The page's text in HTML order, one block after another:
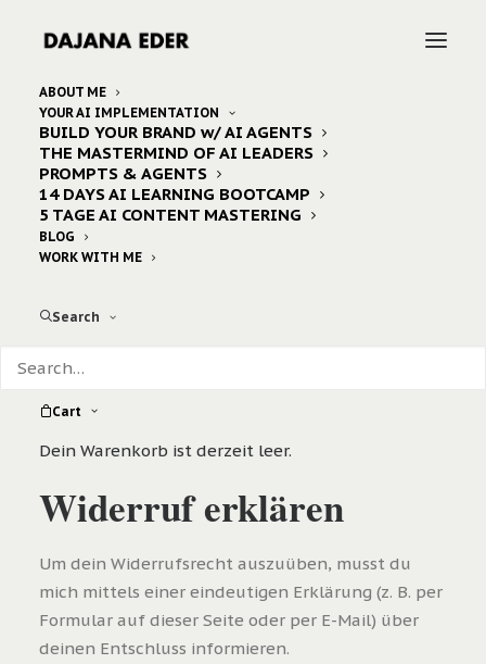
ABOUT ME
YOUR AI IMPLEMENTATION
BUILD YOUR BRAND w/ AI AGENTS
THE MASTERMIND OF AI LEADERS
PROMPTS & AGENTS
14 DAYS AI LEARNING BOOTCAMP
5 TAGE AI CONTENT MASTERING
BLOG
WORK WITH ME
Search
Cart
Dein Warenkorb ist derzeit leer.
Verbraucher-
Widerrufsrecht
Verbraucher:innen haben bei Abschluss eines
Fernabsatzvertrags grundsätzlich ein gesetzliches
Vertragsabschlusses.
Widerruf erklären
Um dein Widerrufsrecht auszuüben, musst du
mich mittels einer eindeutigen Erklärung (z. B. per
Formular auf dieser Seite oder per E-Mail) über
deinen Entschluss informieren.